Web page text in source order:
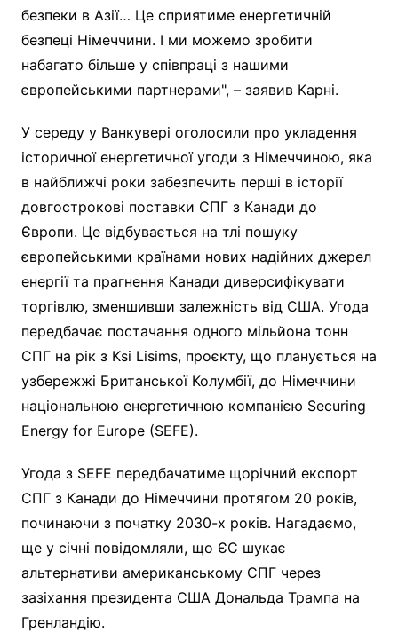
безпеки в Азії… Це сприятиме енергетичній
безпеці Німеччини. І ми можемо зробити
набагато більше у співпраці з нашими
європейськими партнерами", – заявив Карні.
У середу у Ванкувері оголосили про укладення
історичної енергетичної угоди з Німеччиною, яка
в найближчі роки забезпечить перші в історії
довгострокові поставки СПГ з Канади до
Європи. Це відбувається на тлі пошуку
європейськими країнами нових надійних джерел
енергії та прагнення Канади диверсифікувати
торгівлю, зменшивши залежність від США. Угода
передбачає постачання одного мільйона тонн
СПГ на рік з Ksi Lisims, проєкту, що планується на
узбережжі Британської Колумбії, до Німеччини
національною енергетичною компанією Securing
Energy for Europe (SEFE).
Угода з SEFE передбачатиме щорічний експорт
СПГ з Канади до Німеччини протягом 20 років,
починаючи з початку 2030-х років. Нагадаємо,
ще у січні повідомляли, що ЄС шукає
альтернативи американському СПГ через
зазіхання президента США Дональда Трампа на
Гренландію.